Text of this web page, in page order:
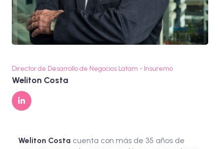
Director de Desarrollo de Negocios Latam - Insuremo
Weliton Costa
Weliton Costa cuenta con más de 35 años de